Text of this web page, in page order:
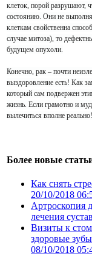
клеток, порой разрушают,
состоянию. Они не
клеткам свойственна
случае митоза), то
будущем опухоли.
Конечно, рак – почти
выздоровление есть! Как
который сам подвержен
жизнь. Если грамотно и
вылечиться вполне
Более новые
Как снять
20/10/2018
Артроскопия
лечения
Визиты к
здоровые
08/10/2018